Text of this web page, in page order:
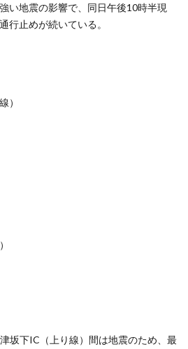
い地震の影響で、同日午後10時半現
行止めが続いている。
）
坂下IC（上り線）間は地震のため、最